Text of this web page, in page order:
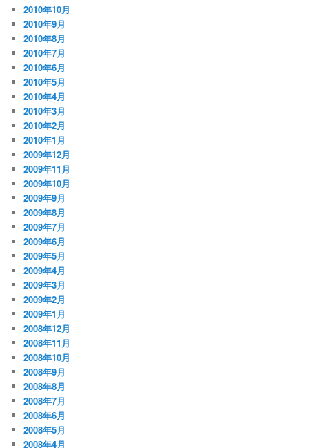
2010年10月
2010年9月
2010年8月
2010年7月
2010年6月
2010年5月
2010年4月
2010年3月
2010年2月
2010年1月
2009年12月
2009年11月
2009年10月
2009年9月
2009年8月
2009年7月
2009年6月
2009年5月
2009年4月
2009年3月
2009年2月
2009年1月
2008年12月
2008年11月
2008年10月
2008年9月
2008年8月
2008年7月
2008年6月
2008年5月
2008年4月